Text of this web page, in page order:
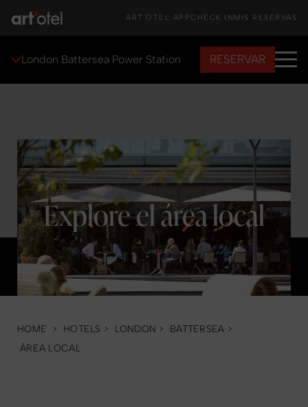
ART'OTEL APPCHECK IN MIS RESERVAS
London Battersea Power Station RESERVAR
Explore el área local
HOME > HOTELS > LONDON > BATTERSEA >
ÁREA LOCAL